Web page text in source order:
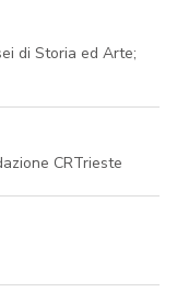
di Storia ed Arte;
CRTrieste